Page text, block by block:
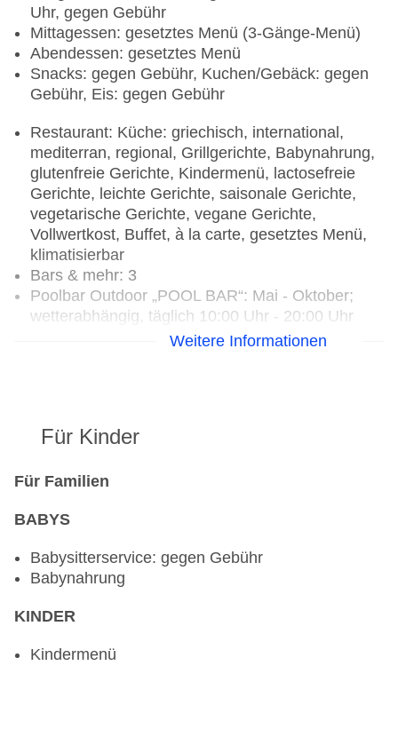
Uhr, gegen Gebühr
Mittagessen: gesetztes Menü (3-Gänge-Menü)
Abendessen: gesetztes Menü
Snacks: gegen Gebühr, Kuchen/Gebäck: gegen
Gebühr, Eis: gegen Gebühr
Restaurant: Küche: griechisch, international,
mediterran, regional, Grillgerichte, Babynahrung,
glutenfreie Gerichte, Kindermenü, lactosefreie
Gerichte, leichte Gerichte, saisonale Gerichte,
vegetarische Gerichte, vegane Gerichte,
Vollwertkost, Buffet, à la carte, gesetztes Menü,
klimatisierbar
Bars & mehr: 3
Poolbar Outdoor „POOL BAR“: Mai - Oktober;
wetterabhängig, täglich 10:00 Uhr - 20:00 Uhr
Snack Bar „SURF CLUB“: täglich 08:00 Uhr -
Weitere Informationen
Für Kinder
Für Familien
BABYS
Babysitterservice: gegen Gebühr
Babynahrung
KINDER
Kindermenü